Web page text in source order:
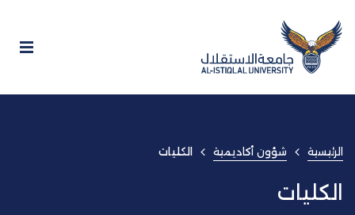
الرئيسية شؤون أكاديمية الكليات
الكليات